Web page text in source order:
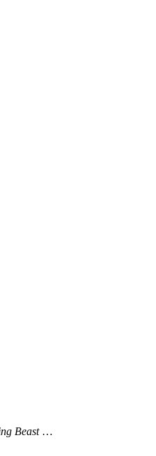
Beast…